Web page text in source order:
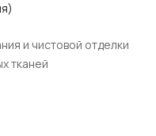
и чистовой отделки
тканей